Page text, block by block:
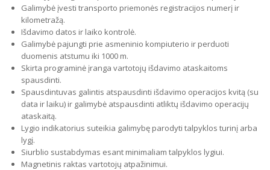
Galimybė įvesti transporto priemonės registracijos numerį ir
kilometražą.
Išdavimo datos ir laiko kontrolė.
Galimybė pajungti prie asmeninio kompiuterio ir perduoti
duomenis atstumu iki 1000 m.
Skirta programinė įranga vartotojų išdavimo ataskaitoms
spausdinti.
Spausdintuvas galintis atspausdinti išdavimo operacijos kvitą (su
data ir laiku) ir galimybė atspausdinti atliktų išdavimo operacijų
ataskaitą.
Lygio indikatorius suteikia galimybę parodyti talpyklos turinį arba
lygį.
Siurblio sustabdymas esant minimaliam talpyklos lygiui.
Magnetinis raktas vartotojų atpažinimui.